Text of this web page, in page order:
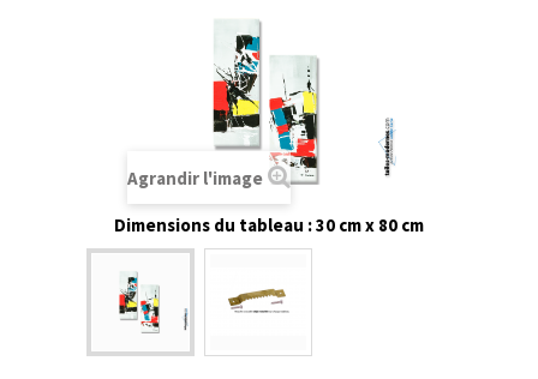
Agrandir l'image
Dimensions du tableau : 30 cm x 80 cm